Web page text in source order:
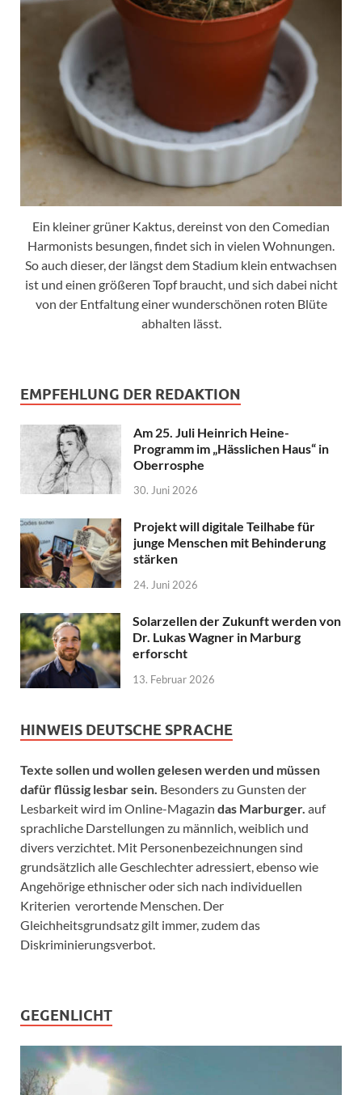
Ein kleiner grüner Kaktus, dereinst von den Comedian
Harmonists besungen, findet sich in vielen Wohnungen.
So auch dieser, der längst dem Stadium klein entwachsen
ist und einen größeren Topf braucht, und sich dabei nicht
von der Entfaltung einer wunderschönen roten Blüte
abhalten lässt.
EMPFEHLUNG DER REDAKTION
Am 25. Juli Heinrich Heine-
Programm im „Hässlichen Haus“ in
Oberrosphe
30. Juni 2026
Projekt will digitale Teilhabe für
junge Menschen mit Behinderung
stärken
24. Juni 2026
Solarzellen der Zukunft werden von
Dr. Lukas Wagner in Marburg
erforscht
13. Februar 2026
HINWEIS DEUTSCHE SPRACHE
Texte sollen und wollen gelesen werden und müssen
dafür flüssig lesbar sein. Besonders zu Gunsten der
Lesbarkeit wird im Online-Magazin das Marburger. auf
sprachliche Darstellungen zu männlich, weiblich und
divers verzichtet. Mit Personenbezeichnungen sind
grundsätzlich alle Geschlechter adressiert, ebenso wie
Angehörige ethnischer oder sich nach individuellen
Kriterien verortende Menschen. Der
Gleichheitsgrundsatz gilt immer, zudem das
Diskriminierungsverbot.
GEGENLICHT